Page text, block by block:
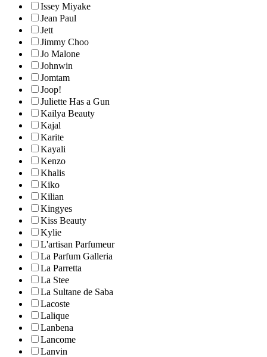
Issey Miyake
Jean Paul
Jett
Jimmy Choo
Jo Malone
Johnwin
Jomtam
Joop!
Juliette Has a Gun
Kailya Beauty
Kajal
Karite
Kayali
Kenzo
Khalis
Kiko
Kilian
Kingyes
Kiss Beauty
Kylie
L'artisan Parfumeur
La Parfum Galleria
La Parretta
La Stee
La Sultane de Saba
Lacoste
Lalique
Lanbena
Lancome
Lanvin